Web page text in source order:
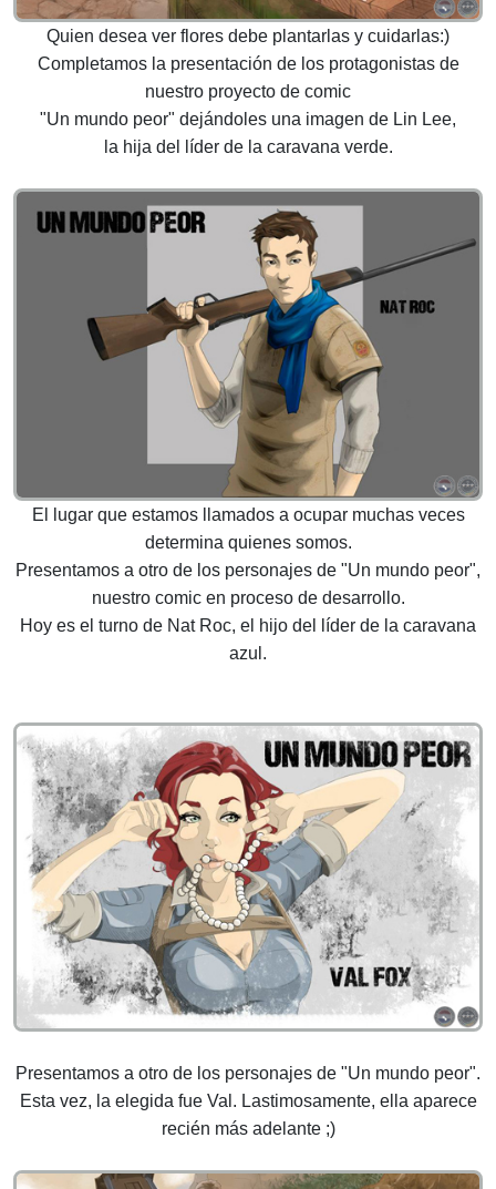
Quien desea ver flores debe plantarlas y cuidarlas:)
Completamos la presentación de los protagonistas de
nuestro proyecto de comic
"Un mundo peor" dejándoles una imagen de Lin Lee,
la hija del líder de la caravana verde.
El lugar que estamos llamados a ocupar muchas veces
determina quienes somos.
Presentamos a otro de los personajes de "Un mundo peor",
nuestro comic en proceso de desarrollo.
Hoy es el turno de Nat Roc, el hijo del líder de la caravana
azul.
Presentamos a otro de los personajes de "Un mundo peor".
Esta vez, la elegida fue Val. Lastimosamente, ella aparece
recién más adelante ;)